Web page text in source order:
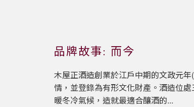
品牌故事: 而今
木屋正酒造創業於江戶中期的文政元
情，並登錄為有形文化財產。酒造位
暖冬冷氣候，造就最適合釀酒的...